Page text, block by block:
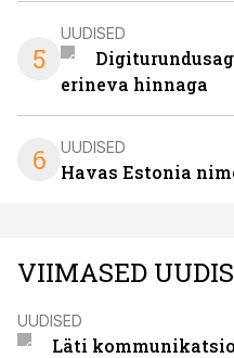
5
UUDISED
erineva hinnaga
6 UUDISED
Havas Estonia
VIIMASED
UUDISED
Läti